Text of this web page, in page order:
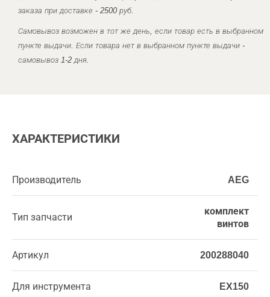
заказа при доставке - 2500 руб.
Самовывоз возможен в тот же день, если товар есть в выбранном
пункте выдачи. Если товара нет в выбранном пункте выдачи -
самовывоз 1-2 дня.
ХАРАКТЕРИСТИКИ
Производитель AEG
Тип запчасти
комплект
винтов
Артикул 200288040
Для инструмента EX150